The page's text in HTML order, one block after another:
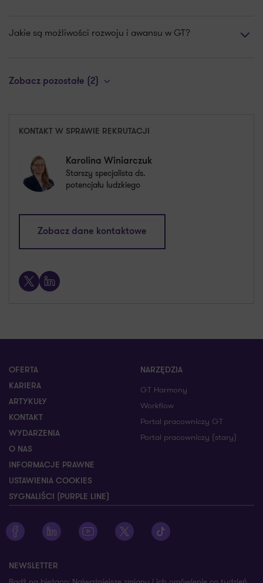
Jakie są możliwości rozwoju i awansu w GT?
Zobacz pozostałe (2)
KONTAKT W SPRAWIE REKRUTACJI
Karolina Winiarczuk
Starszy specjalista ds.
potencjału ludzkiego
Zobacz dane kontaktowe
karolina.winiarczuk@pl.gt.com
+48 693 671 629
X LinkedIn
OFERTA
KARIERA
ARTYKUŁY
KONTAKT
WYDARZENIA
O NAS
INFORMACJE PRAWNE
USTAWIENIA COOKIES
SYGNALIŚCI (PURPLE LINE)
NARZĘDZIA
GT Harmony
Workflow
Portal pracowniczy GT
Portal pracowniczy (stary)
Zobacz profil Grant Thornton na Facebooku
Zobacz profil Grant Thornton na LinkedIn
Zobacz profil Grant Thornton na YouTube
Zobacz profil Grant Thornton na X
Zobacz profil Grant
NEWSLETTER